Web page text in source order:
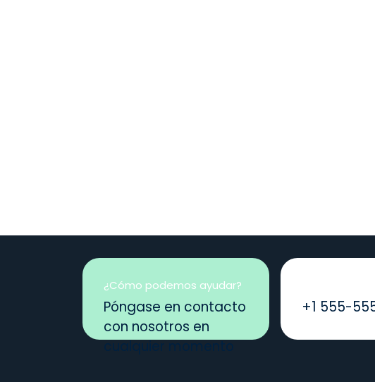
¿Cómo podemos ayudar?
Póngase en contacto
con nosotros en
+1 555-